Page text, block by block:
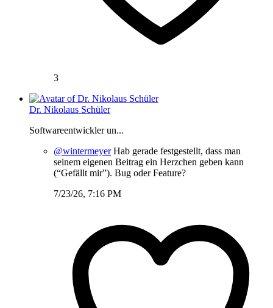
3
Dr. Nikolaus Schüler
Softwareentwickler un...
@wintermeyerHab gerade festgestellt, dass man
seinem eigenen Beitrag ein Herzchen geben kann
(“Gefällt mir”). Bug oder Feature?
7/23/26, 7:16 PM